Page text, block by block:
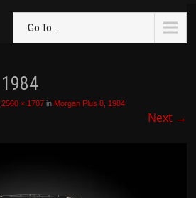
Go To...
2560 × 1707 in Morgan Plus 8, 1984
Next →